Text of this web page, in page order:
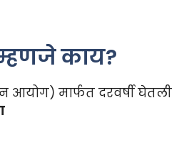
काय?
आयोग) मार्फत दरवर्षी घेतली